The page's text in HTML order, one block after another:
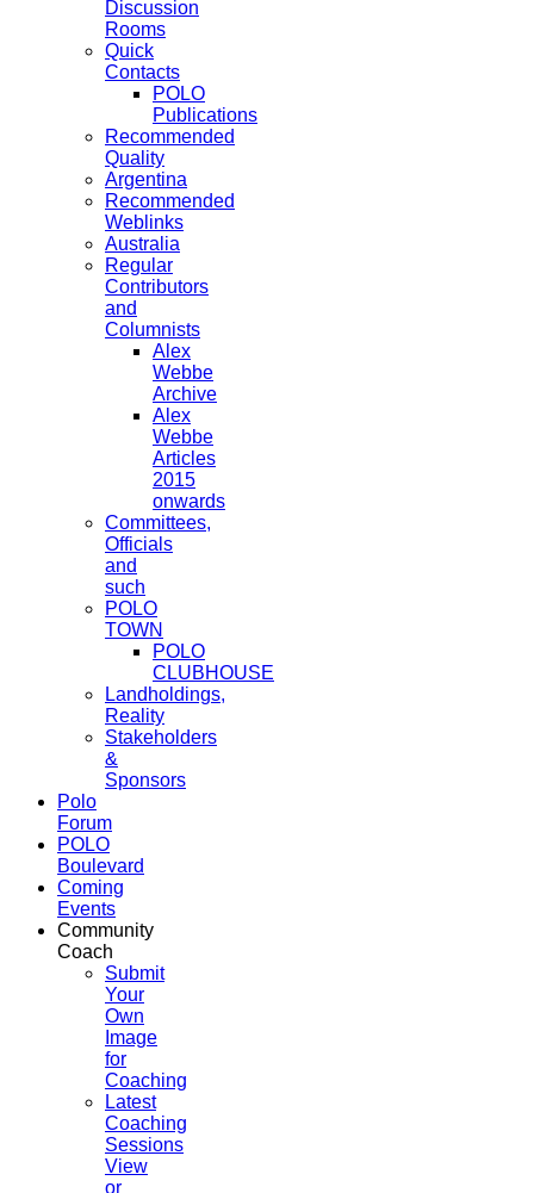
Discussion
Rooms
Quick
Contacts
POLO
Publications
Recommended
Quality
Argentina
Recommended
Weblinks
Australia
Regular
Contributors
and
Columnists
Alex
Webbe
Archive
Alex
Webbe
Articles
2015
onwards
Committees,
Officials
and
such
POLO
TOWN
POLO
CLUBHOUSE
Landholdings,
Reality
Stakeholders
&
Sponsors
Polo
Forum
POLO
Boulevard
Coming
Events
Community
Coach
Submit
Your
Own
Image
for
Coaching
Latest
Coaching
Sessions
View
or